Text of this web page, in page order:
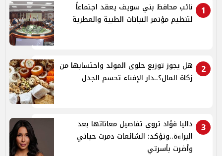
1
نائب محافظ بني سويف يعقد اجتماعاً
لتنظيم مؤتمر النباتات الطبية والعطرية
2
هل يجوز توزيع حلوى المولد واحتسابها من
زكاة المال؟..دار الإفتاء تحسم الجدل
3
داليا فؤاد تروي تفاصيل معاناتها بعد
البراءة..وتؤكد: الشائعات دمرت حياتي
وأضرت بأسرتي